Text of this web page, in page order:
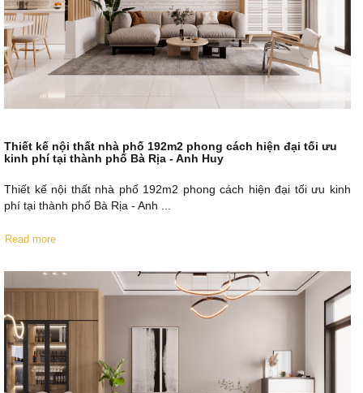
Thiết kế nội thất nhà phố 192m2 phong cách hiện đại tối ưu
kinh phí tại thành phố Bà Rịa - Anh Huy
Thiết kế nội thất nhà phố 192m2 phong cách hiện đại tối ưu kinh
phí tại thành phố Bà Rịa - Anh ...
Read more